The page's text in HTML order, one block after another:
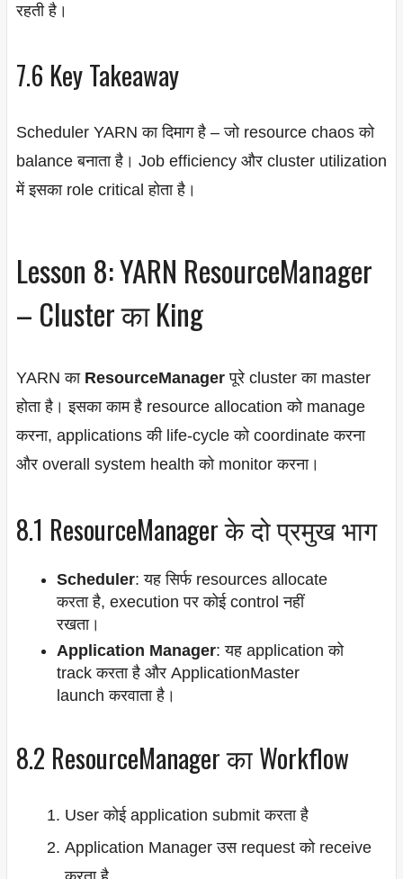
रहती है।
7.6 Key Takeaway
Scheduler YARN का दिमाग है – जो resource chaos को
balance बनाता है। Job efficiency और cluster utilization
में इसका role critical होता है।
Lesson 8: YARN ResourceManager
– Cluster का King
YARN का ResourceManagerपूरे cluster का master
होता है। इसका काम है resource allocation को manage
करना, applications की life-cycle को coordinate करना
और overall system health को monitor करना।
8.1 ResourceManager के दो प्रमुख भाग
Scheduler: यह सिर्फ resources allocate
करता है, execution पर कोई control नहीं
रखता।
Application Manager: यह application को
track करता है और ApplicationMaster
launch करवाता है।
8.2 ResourceManager का Workflow
User कोई application submit करता है
Application Manager उस request को receive